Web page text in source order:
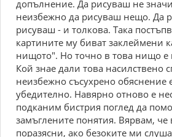
допълнение. Да рисуваш не
неизбежно да рисуваш нещо. Да
рисуваш - и толкова. Така
картините му биват заклеймени
нищото". Но точно в това нищо е
Кой знае дали това насилствено
неизбежно съсухрено обяснение
убедително. Навярно отново е
подканим бистрия поглед да
замъглените понятия. Вярвам, че
поразясни, ако безоките ми